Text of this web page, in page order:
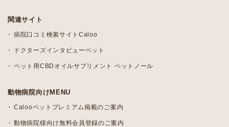
関連サイト
病院口コミ検索サイトCaloo
ドクターズインタビューペット
ペット用CBDオイルサプリメント ペットノール
動物病院向けMENU
Calooペットプレミアム掲載のご案内
動物病院様向け無料会員登録のご案内